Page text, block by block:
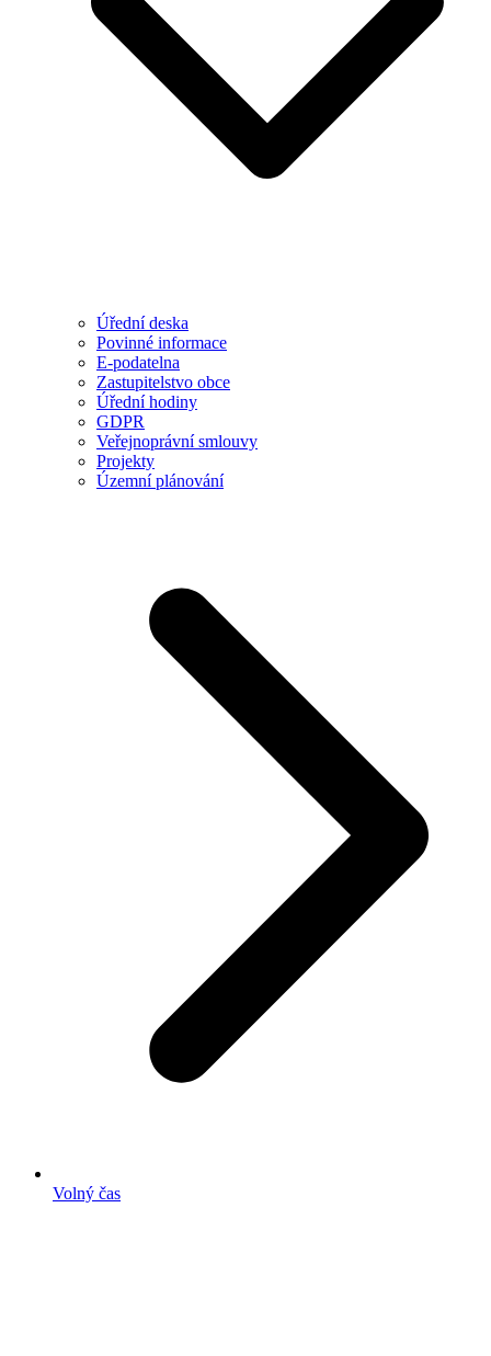
Úřední deska
Povinné informace
E-podatelna
Zastupitelstvo obce
Úřední hodiny
GDPR
Veřejnoprávní smlouvy
Projekty
Územní plánování
Volný čas